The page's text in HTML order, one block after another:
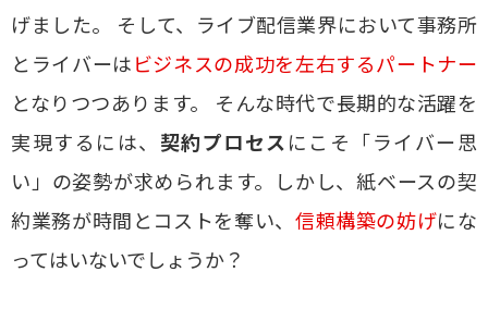
げました。 そして、ライブ配信業界において事務所
とライバーはビジネスの成功を左右するパートナー
となりつつあります。 そんな時代で長期的な活躍を
実現するには、 契約プロセスにこそ「ライバー思
い」の姿勢が求められます。しかし、紙ベースの契
約業務が時間とコストを奪い、 信頼構築の妨げにな
ってはいないでしょうか？